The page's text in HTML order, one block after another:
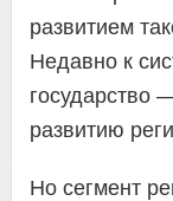
развитием
Недавно к
государство
развитию
Но сегмент